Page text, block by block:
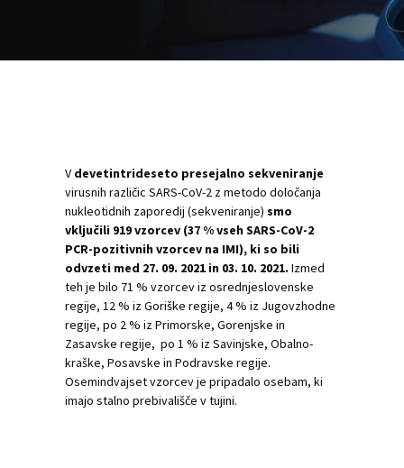
V devetintrideseto presejalno sekveniranje
virusnih različic SARS-CoV-2 z metodo določanja
nukleotidnih zaporedij (sekveniranje) smo
vključili 919 vzorcev (37 % vseh SARS-CoV-2
PCR-pozitivnih vzorcev na IMI), ki so bili
odvzeti med 27. 09. 2021 in 03. 10. 2021. Izmed
teh je bilo 71 % vzorcev iz osrednjeslovenske
regije, 12 % iz Goriške regije, 4 % iz Jugovzhodne
regije, po 2 % iz Primorske, Gorenjske in
Zasavske regije, po 1 % iz Savinjske, Obalno-
kraške, Posavske in Podravske regije.
Osemindvajset vzorcev je pripadalo osebam, ki
imajo stalno prebivališče v tujini.